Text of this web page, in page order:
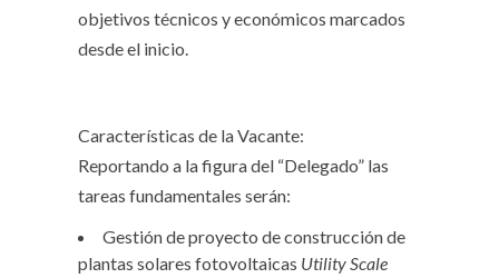
objetivos técnicos y económicos marcados
desde el inicio.
Características de la Vacante:
Reportando a la figura del “Delegado” las
tareas fundamentales serán:
Gestión de proyecto de construcción de
plantas solares fotovoltaicas Utility Scale